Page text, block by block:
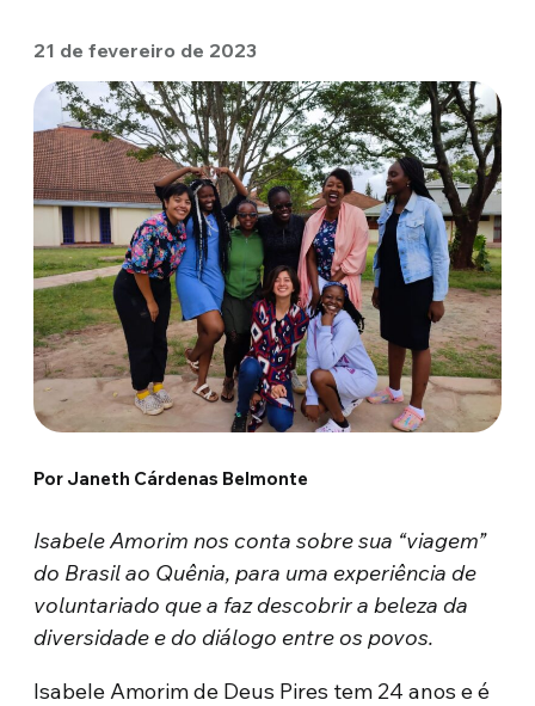
21 de fevereiro de 2023
Por Janeth Cárdenas Belmonte
Isabele Amorim nos conta sobre sua “viagem”
do Brasil ao Quênia, para uma experiência de
voluntariado que a faz descobrir a beleza da
diversidade e do diálogo entre os povos.
Isabele Amorim de Deus Pires tem 24 anos e é